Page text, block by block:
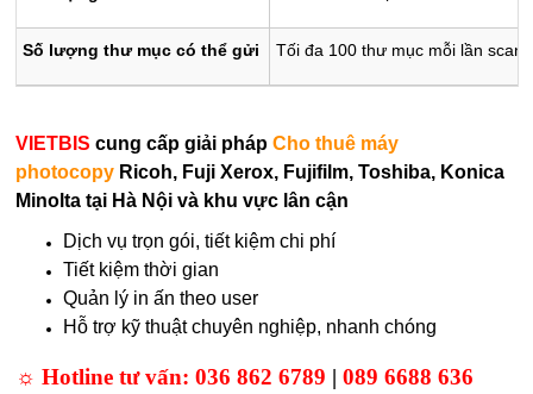
Số lượng thư mục có thể gửi Tối đa
VIETBIS cung cấp giải pháp Cho thuê máy
photocopy Ricoh, Fuji Xerox, Fujifilm, Toshiba, Konica
Minolta tại Hà Nội và khu vực lân cận
Dịch vụ trọn gói, tiết kiệm chi phí
Tiết kiệm thời gian
Quản lý in ấn theo user
Hỗ trợ kỹ thuật chuyên nghiệp, nhanh chóng
☼ Hotline tư vấn: 036 862 6789 | 089 6688 636